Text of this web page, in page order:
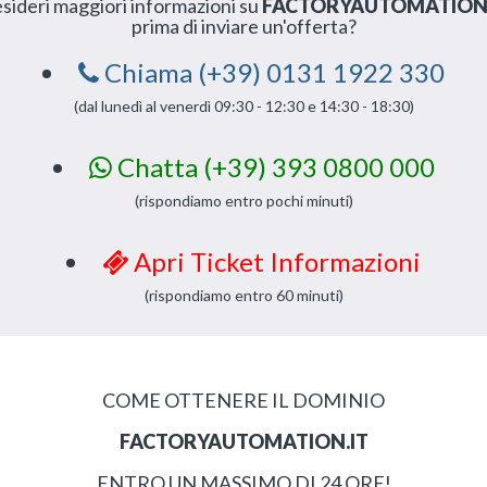
maggiori informazioni su
prima di inviare un'offerta?
Chiama (+39) 0131 1922 330
(dal lunedì al venerdì 09:30 - 12:30 e 14:30 - 18:30)
Chatta (+39) 393 0800 000
(rispondiamo entro pochi minuti)
Apri Ticket Informazioni
(rispondiamo entro 60 minuti)
COME OTTENERE IL DOMINIO
FACTORYAUTOMATION.IT